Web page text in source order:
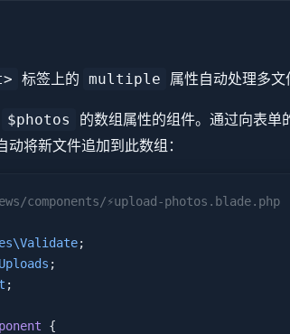
标签上的 multiple 属性自动处理多文
$photos 的数组属性的组件。通过向表单
动将新文件追加到此数组：
components/⚡upload-photos.blade.php
;
;
;
{